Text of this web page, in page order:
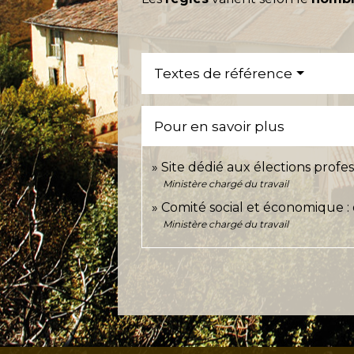
Textes de référence
Pour en savoir plus
Site dédié aux élections
Ministère chargé du travail
Comité social et économique
Ministère chargé du travail